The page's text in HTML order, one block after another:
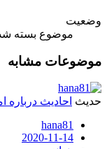
موضوع بسته
مشابه
احادیث درباره
hana81
2020-11-14